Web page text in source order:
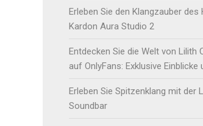
Erleben Sie den Klangzauber des
Kardon Aura Studio 2
Entdecken Sie die Welt von Lilith
auf OnlyFans: Exklusive Einblicke
Erleben Sie Spitzenklang mit der
Soundbar